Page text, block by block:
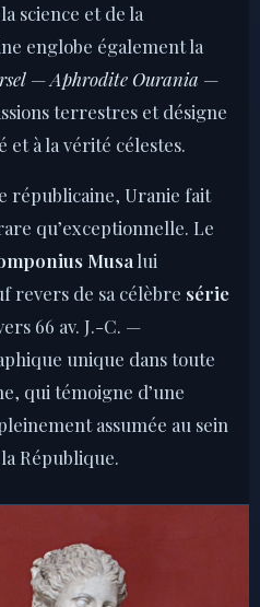
science et de la
englobe également la
—Aphrodite Ourania —
terrestres et désigne
et à la vérité célestes.
républicaine, Uranie fait
qu’exceptionnelle. Le
Musa lui
revers de sa célèbre série
66 av. J.-C. —
unique dans toute
qui témoigne d’une
assumée au sein
République.